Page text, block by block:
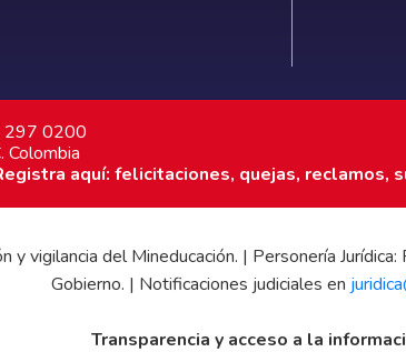
297 0200
Colombia
aquí: felicitaciones, quejas, reclamos,
y vigilancia del Mineducación. | Personería
Gobierno. | Notificaciones judiciales en
Transparencia y acceso a la